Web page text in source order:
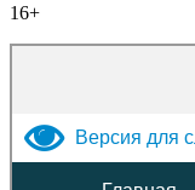
16+